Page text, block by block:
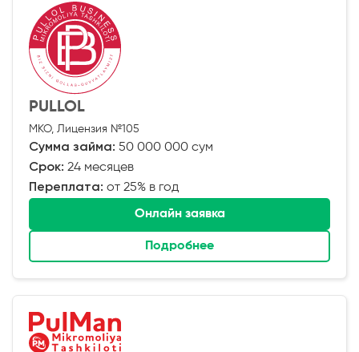
PULLOL
МКО, Лицензия №105
Сумма займа: 50 000 000 сум
Срок: 24 месяцев
Переплата: от 25% в год
Онлайн заявка
Подробнее